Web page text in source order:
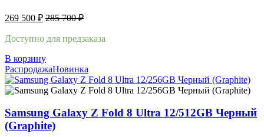
269 500 ₽ 285 700₽
Доступно для предзаказа
В корзину
РаспродажаНовинка
Samsung Galaxy Z Fold 8 Ultra 12/512GB Черный
(Graphite)